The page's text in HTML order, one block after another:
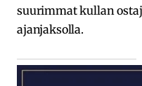
suurimmat kullan
ajanjaksolla.